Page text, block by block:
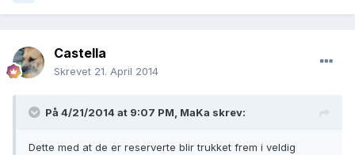
Castella
Skrevet 21. April 2014
På 4/21/2014 at 9:07 PM, MaKa skrev:
Dette med at de er reserverte blir trukket frem i veldig